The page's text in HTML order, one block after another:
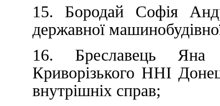
15. Бородай Софія
державної
16. Бреславець Яна
Криворізького ННІ
внутрішніх справ;